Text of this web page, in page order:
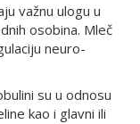
važnu ulogu u
osobina. Mleč
neuro-
su u odnosu
kao i glavni ili